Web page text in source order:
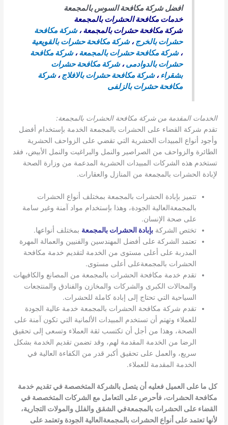
افضل شركة مكافحة السوس بالمجمعة
خدمات مكافحة الحشرات بالمجمعة
شركة مكافحة حشرات بالمجمعة،شركة مكافحة
حشرات بالخرج،شركة مكافحة حشرات بالقويعية
،شركة مكافحة حشرات بالمجمعة،شركة مكافحة
حشرات بالدوادمى،شركة مكافحة حشرات
بشقراء،شركة مكافحة حشرات بالافلاج،شركة
مكافحة حشرات بالزلفى
الخدمات المقدمة من شركة مكافحة الحشرات بالمجمعة:
تقدم شركة القضاء على الحشرات بالمجمعة الخدمة بإستخدام أفضل
وأجود أنواع المبيدات الحشرية التي تقضي على الزواحف الحشرية
الطائرة والزواحف من الصراصير والنمل والبراغيت والنمل الأبيض، فقد
تستخدم هذه الشركات المبيدات الحشرية المدعمة من وزارة الصحة
لإبادة الحشرات بالمجمعة من المنازل والعقارات.
تتميز بإبادة الحشرات بالمجمعة بمختلف أنواع الحشرات
بالمجمعةالعالية الجودة، وهذا بإستخدام مواد آمنة وغير سامة
على صحة الإنسان.
تختص الشركة بإبادة الحشرات بالمجمعة بمختلف أنواعها.
تعتمد الشركة على أفضل المهندسين والفنيين والعمالة المهرة
المدربة على أعلى مستوى من الخدمة لتقديم خدمة مكافحة
الحشرات بالمجمعةعلى أعلى مستوى.
تقدم خدمة مكافحة الحشرات بالمجمعة من المصانع والكافيهات
والمحالات الكبرى والشركات والمخازن والفنادق والمنتجعات
السياحية التي تحتاج إلى إبادة كاملة للحشرات.
تقدم شركة مكافحة الحشرات بالمجمعة خدمة عالية الجودة
للعملاء وتهتم أن تستخدم المبيدات الألمانية التي تكون آمنة على
الصحة، وهذا من أجل أن تكتسب ثقة العملاء وتسعى إلى تحقيق
الرضا من الخدمة المقدمة لهم، وقد تضمن تقديم الخدمة بشكل
سريع، والعمل على تحقيق أكبر قدر من الكفاءة العالية في
الخدمة المقدمة للعملاء.
كل ما على العميل فعليه أن يتصل بالشركة المتخصصة في تقديم خدمة
مكافحة الحشرات، فأحرص على التعامل مع الشركات المتخصصة في
القضاء على الحشرات بالمجمعةفي الشقق والفلل والمولات التجارية،
لأنها تعتمد على أنواع الحشرات بالمجمعةالعالية الجودة وتعتمد على